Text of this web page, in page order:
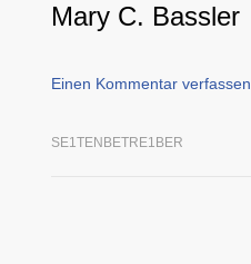
Mary C. Bassler
Einen Kommentar verfassen
SE1TENBETRE1BER